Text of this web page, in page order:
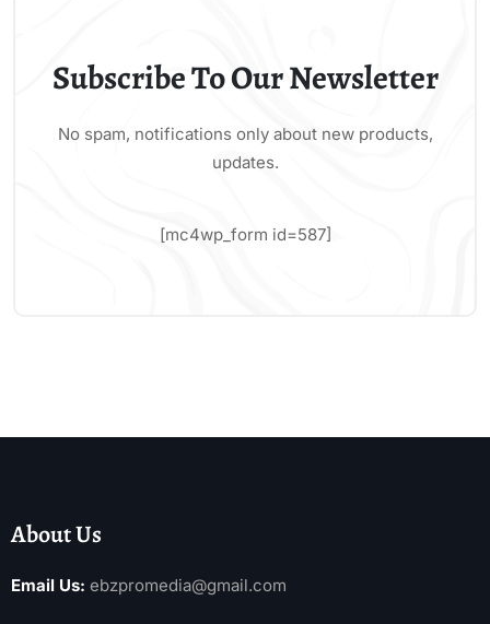
Subscribe To Our Newsletter
No spam, notifications only about new products,
updates.
[mc4wp_form id=587]
About Us
Email Us: ebzpromedia@gmail.com